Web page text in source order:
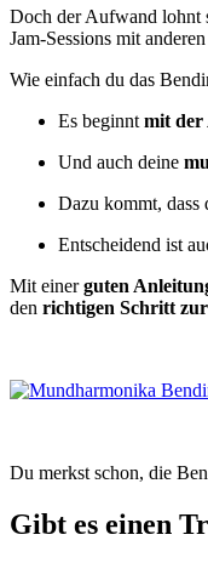
Doch der Aufwand lohnt
Jam-Sessions mit
Wie einfach du das
Es beginnt mit der
Und auch deine
Dazu kommt, dass
Entscheidend ist
Mit einerguten
den richtigen Schritt
Du merkst schon, die
Gibt es einen